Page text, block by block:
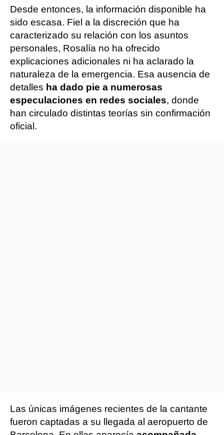
Desde entonces, la información disponible ha
sido escasa. Fiel a la discreción que ha
caracterizado su relación con los asuntos
personales, Rosalía no ha ofrecido
explicaciones adicionales ni ha aclarado la
naturaleza de la emergencia. Esa ausencia de
detalles ha dado pie a numerosas
especulaciones en redes sociales, donde
han circulado distintas teorías sin confirmación
oficial.
Las únicas imágenes recientes de la cantante
fueron captadas a su llegada al aeropuerto de